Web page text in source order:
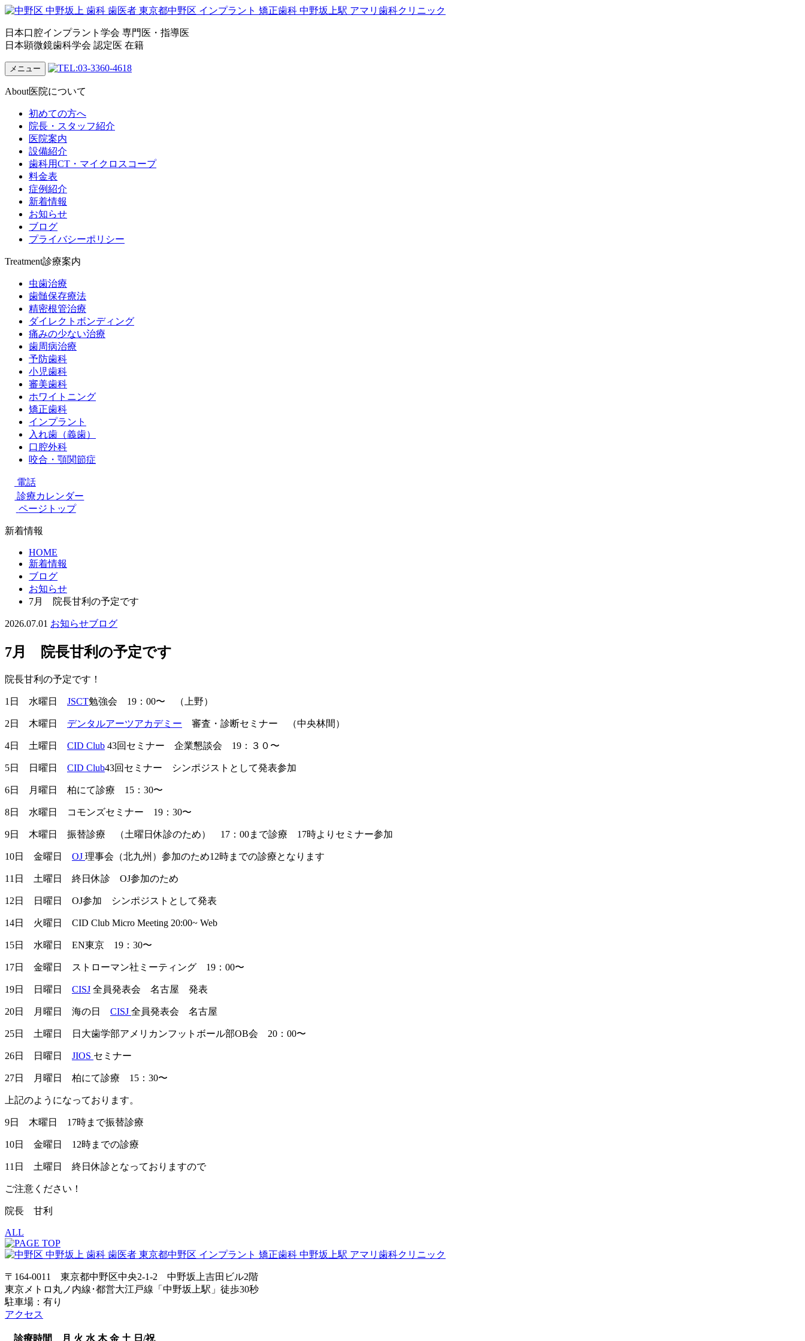
日本口腔インプラント学会 専門医・指導医
日本顕微鏡歯科学会 認定医 在籍
メニュー
About医院について
初めての方へ
院長・スタッフ紹介
医院案内
設備紹介
歯科用CT・マイクロスコープ
料金表
症例紹介
新着情報
お知らせ
ブログ
プライバシーポリシー
Treatment診療案内
虫歯治療
歯髄保存療法
精密根管治療
ダイレクトボンディング
痛みの少ない治療
歯周病治療
予防歯科
小児歯科
審美歯科
ホワイトニング
矯正歯科
インプラント
入れ歯（義歯）
口腔外科
咬合・顎関節症
電話
診療カレンダー
ページトップ
新着情報
HOME
新着情報
ブログ
お知らせ
7月 院長甘利の予定です
2026.07.01 お知らせブログ
7月 院長甘利の予定です
院長甘利の予定です！
1日 水曜日 JSCT勉強会 19：00〜 （上野）
2日 木曜日 デンタルアーツアカデミー 審査・診断セミナー （中央林間）
4日 土曜日 CID Club 43回セミナー 企業懇談会 19：３０〜
5日 日曜日 CID Club43回セミナー シンポジストとして発表参加
6日 月曜日 柏にて診療 15：30〜
8日 水曜日 コモンズセミナー 19：30〜
9日 木曜日 振替診療 （土曜日休診のため） 17：00まで診療 17時よりセミナー参加
10日 金曜日 OJ 理事会（北九州）参加のため12時までの診療となります
11日 土曜日 終日休診 OJ参加のため
12日 日曜日 OJ参加 シンポジストとして発表
14日 火曜日 CID Club Micro Meeting 20:00~ Web
15日 水曜日 EN東京 19：30〜
17日 金曜日 ストローマン社ミーティング 19：00〜
19日 日曜日 CISJ 全員発表会 名古屋 発表
20日 月曜日 海の日 CISJ 全員発表会 名古屋
25日 土曜日 日大歯学部アメリカンフットボール部OB会 20：00〜
26日 日曜日 JIOS セミナー
27日 月曜日 柏にて診療 15：30〜
上記のようになっております。
9日 木曜日 17時まで振替診療
10日 金曜日 12時までの診療
11日 土曜日 終日休診となっておりますので
ご注意ください！
院長 甘利
ALL
〒164-0011 東京都中野区中央2-1-2 中野坂上吉田ビル2階
東京メトロ丸ノ内線･都営大江戸線「中野坂上駅」徒歩30秒
駐車場：有り
アクセス
診療時間 月 火 水 木 金 土 日/祝